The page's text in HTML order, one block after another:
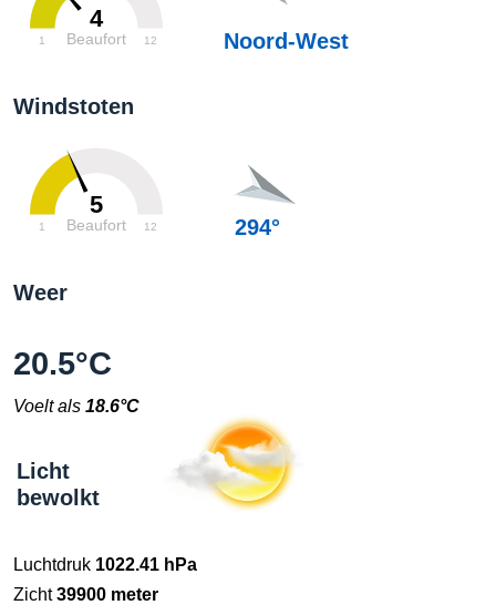
4
Beaufort
1 12 Noord-West
Windstoten
5
Beaufort
1 12 294°
Weer
20.5°C
Voelt als 18.6°C
Licht
bewolkt
Luchtdruk 1022.41 hPa
Zicht39900 meter